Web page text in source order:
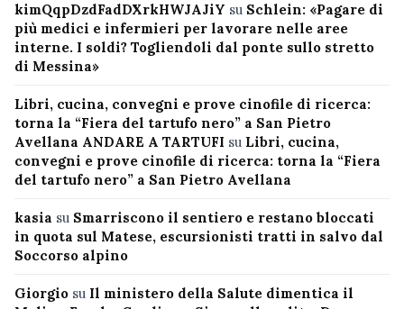
kimQqpDzdFadDXrkHWJAJiY su Schlein: «Pagare di
più medici e infermieri per lavorare nelle aree
interne. I soldi? Togliendoli dal ponte sullo stretto
di Messina»
Libri, cucina, convegni e prove cinofile di ricerca:
torna la “Fiera del tartufo nero” a San Pietro
Avellana ANDARE A TARTUFI su Libri, cucina,
convegni e prove cinofile di ricerca: torna la “Fiera
del tartufo nero” a San Pietro Avellana
kasia su Smarriscono il sentiero e restano bloccati
in quota sul Matese, escursionisti tratti in salvo dal
Soccorso alpino
Giorgio su Il ministero della Salute dimentica il